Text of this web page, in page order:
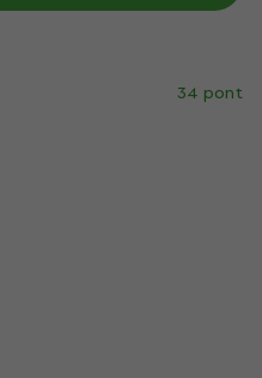
34 pont